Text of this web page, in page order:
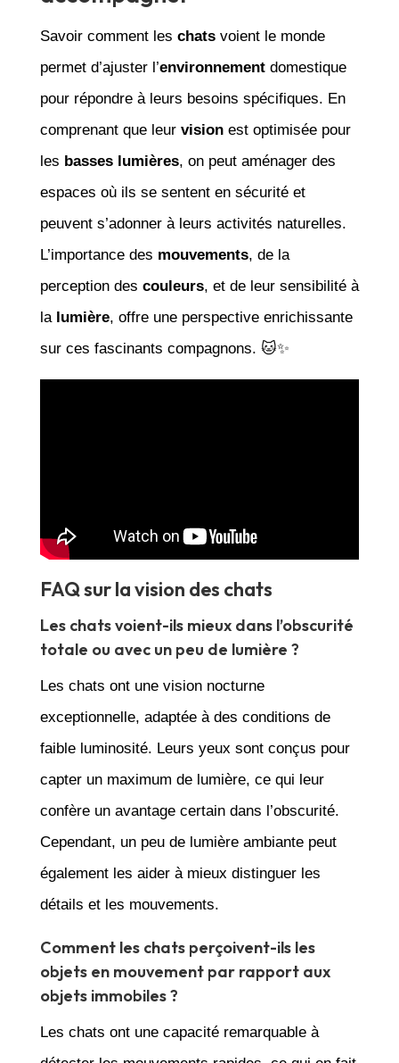
Savoir comment les chatsvoient le monde
permet d’ajuster l’environnementdomestique
pour répondre à leurs besoins spécifiques. En
comprenant que leur visionest optimisée pour
les basses lumières, on peut aménager des
espaces où ils se sentent en sécurité et
peuvent s’adonner à leurs activités naturelles.
L’importance des mouvements, de la
perception des couleurs, et de leur sensibilité à
la lumière, offre une perspective enrichissante
sur ces fascinants compagnons. 🐱✨
FAQ sur la vision des chats
Les chats voient-ils mieux dans l’obscurité
totale ou avec un peu de lumière ?
Les chats ont une vision nocturne
exceptionnelle, adaptée à des conditions de
faible luminosité. Leurs yeux sont conçus pour
capter un maximum de lumière, ce qui leur
confère un avantage certain dans l’obscurité.
Cependant, un peu de lumière ambiante peut
également les aider à mieux distinguer les
détails et les mouvements.
Comment les chats perçoivent-ils les
objets en mouvement par rapport aux
objets immobiles ?
Les chats ont une capacité remarquable à